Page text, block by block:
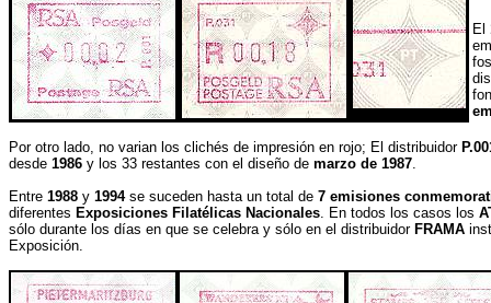
El
Por otro lado, no varian los clichés de impresión en rojo; El distribuidor
desde 1986 y los 33 restantes con el diseño de marzo de 1987.
Entre 1988 y 1994se suceden hasta un total de 7 emisiones
diferentes Exposiciones Filatélicas Nacionales. En todos los casos los
sólo durante los días en que se celebra y sólo en el distribuidor FRAMA
Exposición.